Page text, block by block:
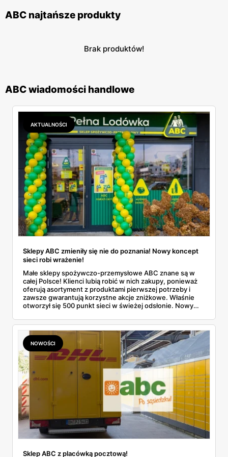
ABC najtańsze produkty
Brak produktów!
ABC wiadomości handlowe
AKTUALNOŚCI
Sklepy ABC zmieniły się nie do poznania! Nowy koncept
sieci robi wrażenie!
Małe sklepy spożywczo-przemysłowe ABC znane są w
całej Polsce! Klienci lubią robić w nich zakupy, ponieważ
oferują asortyment z produktami pierwszej potrzeby i
zawsze gwarantują korzystne akcje zniżkowe. Właśnie
otworzył się 500 punkt sieci w świeżej odsłonie. Nowy
więcej!
NOWOŚCI
Sklep ABC z placówką pocztową!